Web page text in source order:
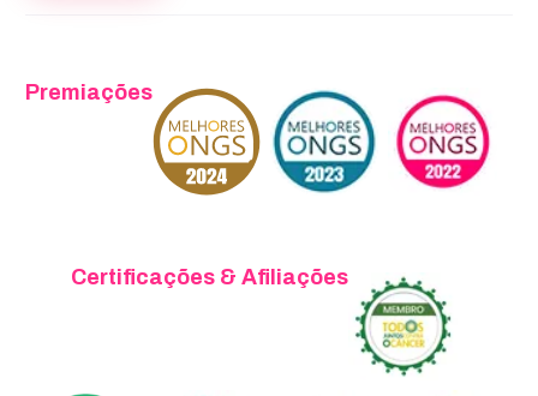
Premiações
Certificações & Afiliações